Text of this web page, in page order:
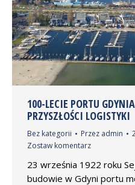
100-LECIE PORTU
PRZYSZŁOŚCI LOGISTYKI
Bez kategorii Przez admin
Zostaw komentarz
23 września 1922 roku
budowie w Gdyni portu